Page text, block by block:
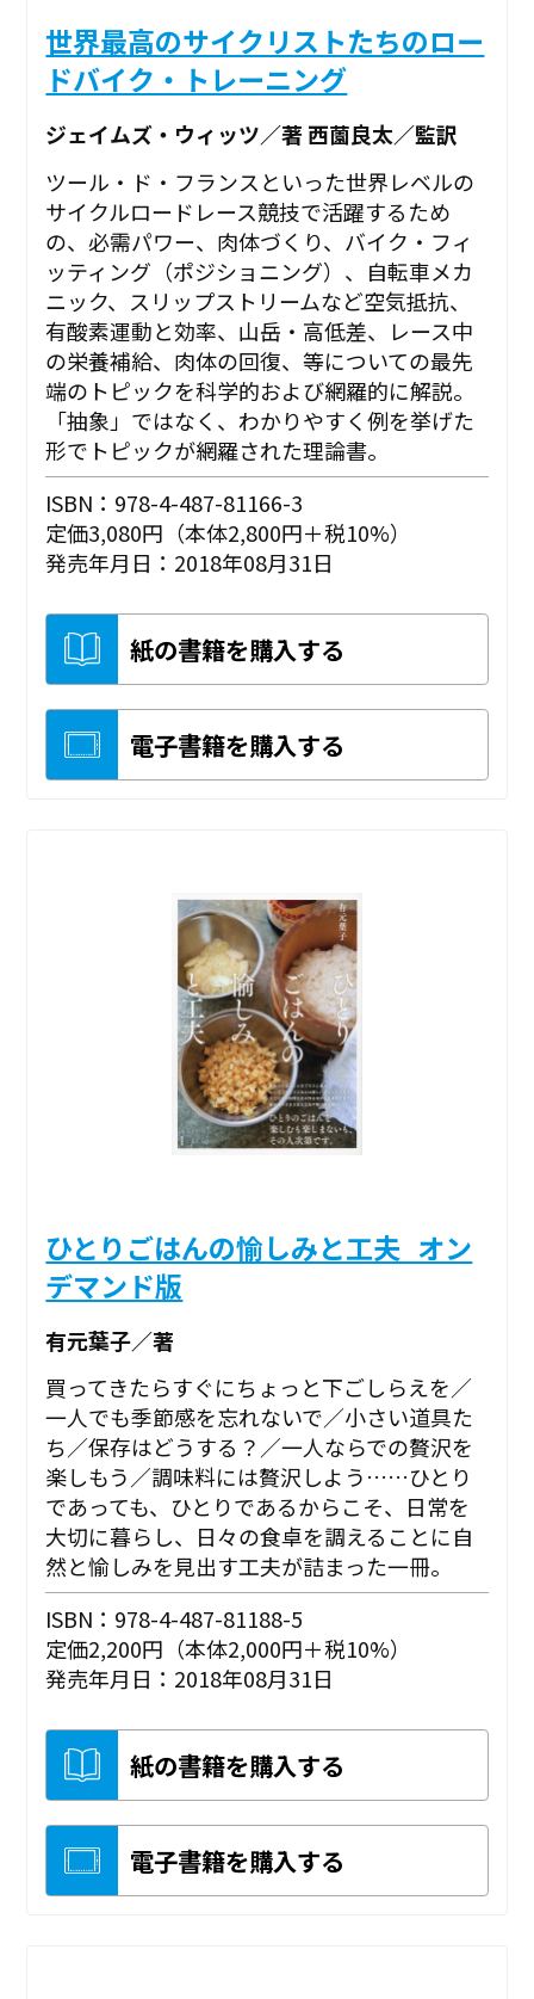
世界最高のサイクリストたちのロー
ドバイク・トレーニング
ジェイムズ・ウィッツ／著 西薗良太／監訳
ツール・ド・フランスといった世界レベルの
サイクルロードレース競技で活躍するため
の、必需パワー、肉体づくり、バイク・フィ
ッティング（ポジショニング）、自転車メカ
ニック、スリップストリームなど空気抵抗、
有酸素運動と効率、山岳・高低差、レース中
の栄養補給、肉体の回復、等についての最先
端のトピックを科学的および網羅的に解説。
「抽象」ではなく、わかりやすく例を挙げた
形でトピックが網羅された理論書。
ISBN：978-4-487-81166-3
定価3,080円（本体2,800円＋税10%）
発売年月日：2018年08月31日
紙の書籍を購入する
電子書籍を購入する
ひとりごはんの愉しみと工夫_オン
デマンド版
有元葉子／著
買ってきたらすぐにちょっと下ごしらえを／
一人でも季節感を忘れないで／小さい道具た
ち／保存はどうする？／一人ならでの贅沢を
楽しもう／調味料には贅沢しよう……ひとり
であっても、ひとりであるからこそ、日常を
大切に暮らし、日々の食卓を調えることに自
然と愉しみを見出す工夫が詰まった一冊。
ISBN：978-4-487-81188-5
定価2,200円（本体2,000円＋税10%）
発売年月日：2018年08月31日
紙の書籍を購入する
電子書籍を購入する